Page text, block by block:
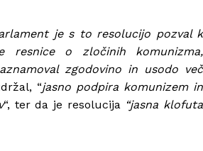
je s to resolucijo pozval k
resnice o zločinih komunizma,
zgodovino in usodo več
“jasno podpira komunizem in
“, ter da je resolucija “jasna klofuta